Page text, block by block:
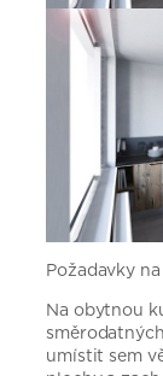
Požadavky
Na obytnou
umístit sem